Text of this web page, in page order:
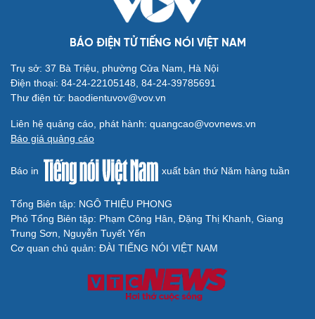
BÁO ĐIỆN TỬ TIẾNG NÓI VIỆT NAM
Trụ sở: 37 Bà Triệu, phường Cửa Nam, Hà Nội
Điện thoại: 84-24-22105148, 84-24-39785691
Thư điện tử: baodientuvov@vov.vn
Liên hệ quảng cáo, phát hành: quangcao@vovnews.vn
Báo giá quảng cáo
Báo in xuất bản thứ Năm hàng tuần
Tổng Biên tập: NGÔ THIỆU PHONG
Phó Tổng Biên tập: Phạm Công Hân, Đặng Thị Khanh, Giang
Trung Sơn, Nguyễn Tuyết Yến
Cơ quan chủ quản: ĐÀI TIẾNG NÓI VIỆT NAM